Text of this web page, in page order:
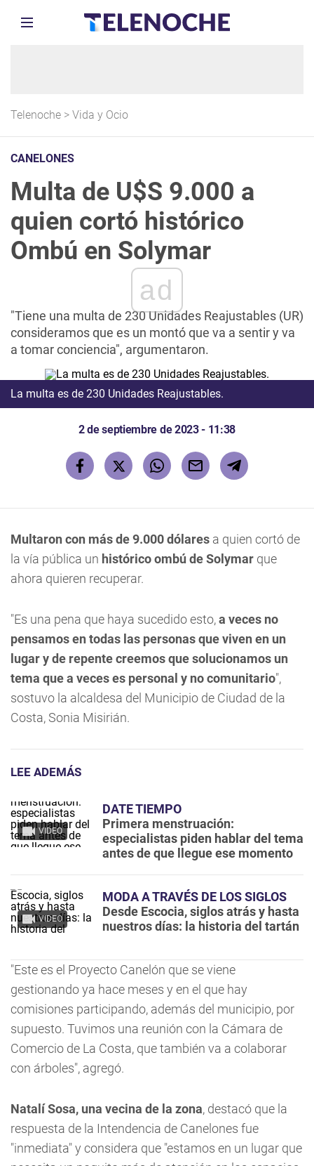
Telenoche > Vida y Ocio
CANELONES
Multa de U$S 9.000 a
quien cortó histórico
Ombú en Solymar
ad
"Tiene una multa de 230 Unidades Reajustables (UR)
consideramos que es un montó que va a sentir y va
a tomar conciencia", argumentaron.
La multa es de 230 Unidades Reajustables.
2 de septiembre de 2023 - 11:38
Multaron con más de 9.000 dólares a quien cortó de
la vía pública un histórico ombú de Solymar que
ahora quieren recuperar.
"Es una pena que haya sucedido esto,a veces no
pensamos en todas las personas que viven en un
lugar y de repente creemos que solucionamos un
tema que a veces es personal y no comunitario",
sostuvo la alcaldesa del Municipio de Ciudad de la
Costa, Sonia Misirián.
LEE ADEMÁS
VIDEO
DATE TIEMPO
Primera menstruación:
especialistas piden hablar del tema
antes de que llegue ese momento
VIDEO
MODA A TRAVÉS DE LOS SIGLOS
Desde Escocia, siglos atrás y hasta
nuestros días: la historia del tartán
"Este es el Proyecto Canelón que se viene
gestionando ya hace meses y en el que hay
comisiones participando, además del municipio, por
supuesto. Tuvimos una reunión con la Cámara de
Comercio de La Costa, que también va a colaborar
con árboles", agregó.
Natalí Sosa, una vecina de la zona, destacó que la
respuesta de la Intendencia de Canelones fue
"inmediata" y considera que "estamos en un lugar que